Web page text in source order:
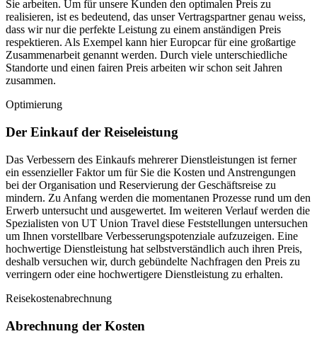
Sie arbeiten. Um für unsere Kunden den optimalen Preis zu
realisieren, ist es bedeutend, das unser Vertragspartner genau weiss,
dass wir nur die perfekte Leistung zu einem anständigen Preis
respektieren. Als Exempel kann hier Europcar für eine großartige
Zusammenarbeit genannt werden. Durch viele unterschiedliche
Standorte und einen fairen Preis arbeiten wir schon seit Jahren
zusammen.
Optimierung
Der Einkauf der Reiseleistung
Das Verbessern des Einkaufs mehrerer Dienstleistungen ist ferner
ein essenzieller Faktor um für Sie die Kosten und Anstrengungen
bei der Organisation und Reservierung der Geschäftsreise zu
mindern. Zu Anfang werden die momentanen Prozesse rund um den
Erwerb untersucht und ausgewertet. Im weiteren Verlauf werden die
Spezialisten von UT Union Travel diese Feststellungen untersuchen
um Ihnen vorstellbare Verbesserungspotenziale aufzuzeigen. Eine
hochwertige Dienstleistung hat selbstverständlich auch ihren Preis,
deshalb versuchen wir, durch gebündelte Nachfragen den Preis zu
verringern oder eine hochwertigere Dienstleistung zu erhalten.
Reisekostenabrechnung
Abrechnung der Kosten